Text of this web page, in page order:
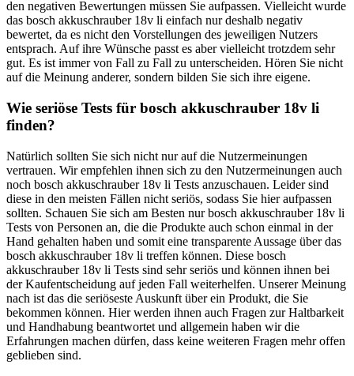
den negativen Bewertungen müssen Sie aufpassen. Vielleicht wurde
das bosch akkuschrauber 18v li einfach nur deshalb negativ
bewertet, da es nicht den Vorstellungen des jeweiligen Nutzers
entsprach. Auf ihre Wünsche passt es aber vielleicht trotzdem sehr
gut. Es ist immer von Fall zu Fall zu unterscheiden. Hören Sie nicht
auf die Meinung anderer, sondern bilden Sie sich ihre eigene.
Wie seriöse Tests für bosch akkuschrauber 18v li
finden?
Natürlich sollten Sie sich nicht nur auf die Nutzermeinungen
vertrauen. Wir empfehlen ihnen sich zu den Nutzermeinungen auch
noch bosch akkuschrauber 18v li Tests anzuschauen. Leider sind
diese in den meisten Fällen nicht seriös, sodass Sie hier aufpassen
sollten. Schauen Sie sich am Besten nur bosch akkuschrauber 18v li
Tests von Personen an, die die Produkte auch schon einmal in der
Hand gehalten haben und somit eine transparente Aussage über das
bosch akkuschrauber 18v li treffen können. Diese bosch
akkuschrauber 18v li Tests sind sehr seriös und können ihnen bei
der Kaufentscheidung auf jeden Fall weiterhelfen. Unserer Meinung
nach ist das die seriöseste Auskunft über ein Produkt, die Sie
bekommen können. Hier werden ihnen auch Fragen zur Haltbarkeit
und Handhabung beantwortet und allgemein haben wir die
Erfahrungen machen dürfen, dass keine weiteren Fragen mehr offen
geblieben sind.